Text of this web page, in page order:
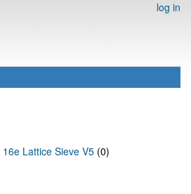
log in
16e Lattice Sieve V5 (0)